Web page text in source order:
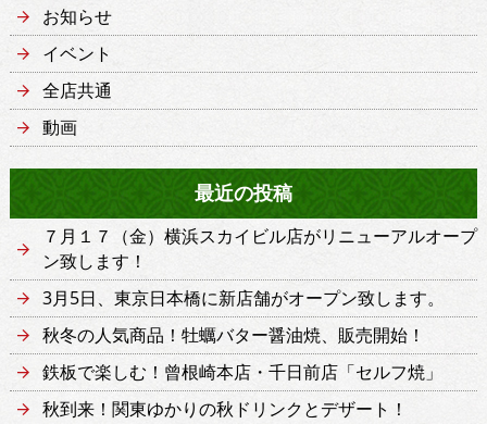
お知らせ
イベント
全店共通
動画
最近の投稿
７月１７（金）横浜スカイビル店がリニューアルオープ
ン致します！
3月5日、東京日本橋に新店舗がオープン致します。
秋冬の人気商品！牡蠣バター醤油焼、販売開始！
鉄板で楽しむ！曾根崎本店・千日前店「セルフ焼」
秋到来！関東ゆかりの秋ドリンクとデザート！